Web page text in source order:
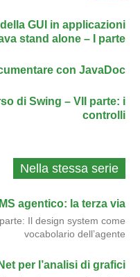
GUI in applicazioni
stand alone – I parte
con JavaDoc
di Swing – VII parte: i
controlli
Nella stessa serie
agentico: la terza via
parte: Il design system come
vocabolario dell’agente
per l’analisi di grafici